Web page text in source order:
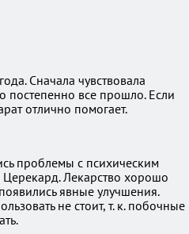
Сначала чувствовала
постепенно все прошло. Если
отлично помогает.
проблемы с психическим
Лекарство хорошо
явные улучшения.
не стоит, т. к. побочные